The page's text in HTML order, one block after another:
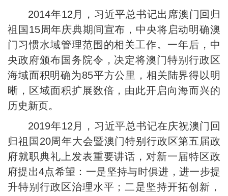
2014年12月，习近平总书记出席澳门回归
祖国15周年庆典期间宣布，中央将启动明确澳
门习惯水域管理范围的相关工作。一年后，中
央政府颁布国务院令，决定将澳门特别行政区
海域面积明确为85平方公里，相关陆界得以明
晰，区域面积扩展数倍，由此开启向海而兴的
历史新页。
2019年12月，习近平总书记在庆祝澳门回
归祖国20周年大会暨澳门特别行政区第五届政
府就职典礼上发表重要讲话，对新一届特区政
府提出4点希望：一是坚持与时俱进，进一步提
升特别行政区治理水平；二是坚持开拓创新，